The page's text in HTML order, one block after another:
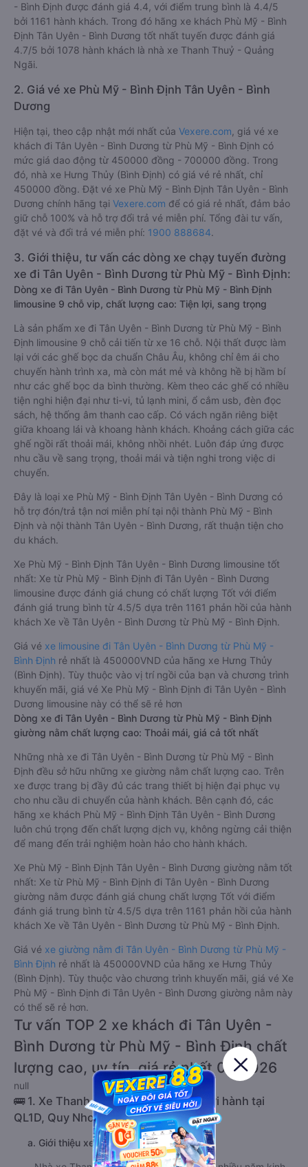
- Bình Định được đánh giá 4.4, với điểm trung bình là 4.4/5
bởi 1161 hành khách. Trong đó hãng xe khách Phù Mỹ - Bình
Định Tân Uyên - Bình Dương tốt nhất tuyến được đánh giá
4.7/5 bởi 1078 hành khách là nhà xe Thanh Thuỷ - Quảng
Ngãi.
2. Giá vé xe Phù Mỹ - Bình Định Tân Uyên - Bình
Dương
Hiện tại, theo cập nhật mới nhất của Vexere.com , giá vé xe
khách đi Tân Uyên - Bình Dương từ Phù Mỹ - Bình Định có
mức giá dao động từ 450000 đồng - 700000 đồng. Trong
đó, nhà xe Hưng Thủy (Bình Định) có giá vé rẻ nhất, chỉ
450000 đồng. Đặt vé xe Phù Mỹ - Bình Định Tân Uyên - Bình
Dương chính hãng tại Vexere.com để có giá rẻ nhất, đảm bảo
giữ chỗ 100% và hỗ trợ đổi trả vé miễn phí. Tổng đài tư vấn,
đặt vé và đổi trả vé miễn phí: 1900 888684.
3. Giới thiệu, tư vấn các dòng xe chạy tuyến đường
xe đi Tân Uyên - Bình Dương từ Phù Mỹ - Bình Định:
Dòng xe đi Tân Uyên - Bình Dương từ Phù Mỹ - Bình Định
limousine 9 chỗ vip, chất lượng cao: Tiện lợi, sang trọng
Là sản phẩm xe đi Tân Uyên - Bình Dương từ Phù Mỹ - Bình
Định limousine 9 chỗ cải tiến từ xe 16 chỗ. Nội thất được làm
lại với các ghế bọc da chuẩn Châu Âu, không chỉ êm ái cho
chuyến hành trình xa, mà còn mát mẻ và không hề bị hầm bí
như các ghế bọc da bình thường. Kèm theo các ghế có nhiều
tiện nghi hiện đại như ti-vi, tủ lạnh mini, ổ cắm usb, đèn đọc
sách, hệ thống âm thanh cao cấp. Có vách ngăn riêng biệt
giữa khoang lái và khoang hành khách. Khoảng cách giữa các
ghế ngồi rất thoải mái, không nhồi nhét. Luôn đáp ứng được
nhu cầu về sang trọng, thoải mái và tiện nghi trong việc di
chuyển.
Đây là loại xe Phù Mỹ - Bình Định Tân Uyên - Bình Dương có
hỗ trợ đón/trả tận nơi miễn phí tại nội thành Phù Mỹ - Bình
Định và nội thành Tân Uyên - Bình Dương, rất thuận tiện cho
du khách.
Xe Phù Mỹ - Bình Định Tân Uyên - Bình Dương limousine tốt
nhất: Xe từ Phù Mỹ - Bình Định đi Tân Uyên - Bình Dương
limousine được đánh giá chung có chất lượng Tốt với điểm
đánh giá trung bình từ 4.5/5 dựa trên 1161 phản hồi của hành
khách Xe về Tân Uyên - Bình Dương từ Phù Mỹ - Bình Định.
Giá vé xe limousine đi Tân Uyên - Bình Dương từ Phù Mỹ -
Bình Định rẻ nhất là 450000VND của hãng xe Hưng Thủy
(Bình Định). Tùy thuộc vào vị trí ngồi của bạn và chương trình
khuyến mãi, giá vé Xe Phù Mỹ - Bình Định đi Tân Uyên - Bình
Dương limousine này có thể sẽ rẻ hơn
Dòng xe đi Tân Uyên - Bình Dương từ Phù Mỹ - Bình Định
giường nằm chất lượng cao: Thoải mái, giá cả tốt nhất
Những nhà xe đi Tân Uyên - Bình Dương từ Phù Mỹ - Bình
Định đều sở hữu những xe giường nằm chất lượng cao. Trên
xe được trang bị đầy đủ các trang thiết bị hiện đại phục vụ
cho nhu cầu di chuyển của hành khách. Bên cạnh đó, các
hãng xe khách Phù Mỹ - Bình Định Tân Uyên - Bình Dương
luôn chú trọng đến chất lượng dịch vụ, không ngừng cải thiện
để mang đến trải nghiệm hoàn hảo cho hành khách.
Xe Phù Mỹ - Bình Định Tân Uyên - Bình Dương giường nằm tốt
nhất: Xe từ Phù Mỹ - Bình Định đi Tân Uyên - Bình Dương
giường nằm được đánh giá chung chất lượng Tốt với điểm
đánh giá trung bình từ 4.5/5 dựa trên 1161 phản hồi của hành
khách Xe về Tân Uyên - Bình Dương từ Phù Mỹ - Bình Định.
Giá vé xe giường nằm đi Tân Uyên - Bình Dương từ Phù Mỹ -
Bình Định rẻ nhất là 450000VND của hãng xe Hưng Thủy
(Bình Định). Tùy thuộc vào chương trình khuyến mãi, giá vé Xe
Phù Mỹ - Bình Định đi Tân Uyên - Bình Dương giường nằm này
có thể sẽ rẻ hơn.
Tư vấn TOP 2 xe khách đi Tân Uyên -
Bình Dương từ Phù Mỹ - Bình Định chất
lượng cao, uy tín, giá rẻ nhất 08/2026
null
🚌 1. Xe Thanh Thuỷ - Quảng Ngãi khởi hành tại
QL1D, Quy Nhơn, Bình Định
a. Giới thiệu xe Thanh Thuỷ - Quảng Ngãi